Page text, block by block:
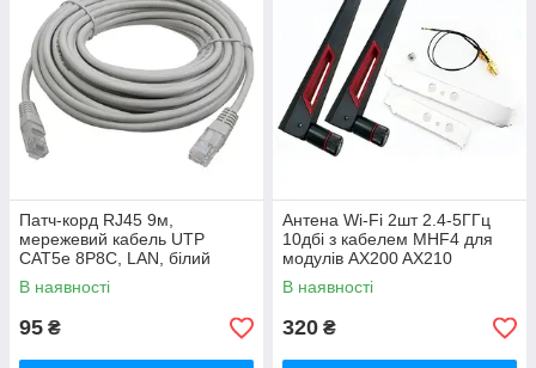
Патч-корд RJ45 9м,
мережевий кабель UTP
CAT5e 8P8C, LAN, білий
В наявності
95 ₴
Антена Wi-Fi 2шт 2.4-5ГГц
10дбі з кабелем MHF4 для
модулів AX200 AX210
В наявності
320 ₴